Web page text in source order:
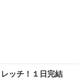
ッチ！１日完結